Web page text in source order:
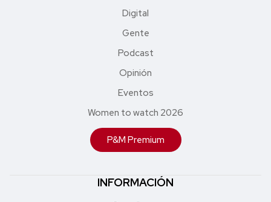
Digital
Gente
Podcast
Opinión
Eventos
Women to watch 2026
P&M Premium
INFORMACIÓN